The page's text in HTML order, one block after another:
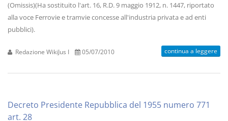
(Omissis)(Ha sostituito l'art. 16, R.D. 9 maggio 1912, n. 1447, riportato
alla voce Ferrovie e tramvie concesse all'industria privata e ad enti
pubblici).
Redazione WikiJus I 05/07/2010 continua a leggere
Decreto Presidente Repubblica del 1955 numero 771
art. 28